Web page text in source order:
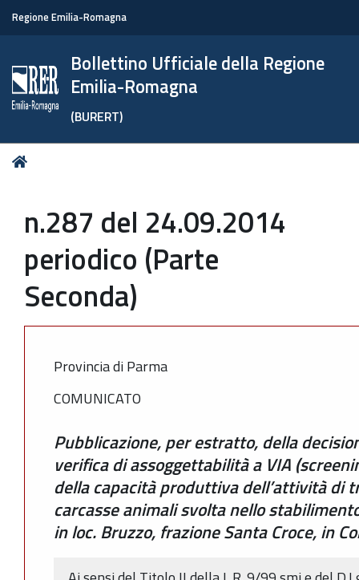
Regione Emilia-Romagna
Bollettino Ufficiale della Regione
Emilia-Romagna
(BURERT)
Tu
n.287 del 24.09.2014
periodico (Parte
Seconda)
Provincia di Parma
COMUNICATO
Pubblicazione, per estratto, della
verifica di assoggettabilità a VIA
della capacità produttiva dell’attività di
carcasse animali svolta nello
in loc. Bruzzo, frazione Santa Croce, in